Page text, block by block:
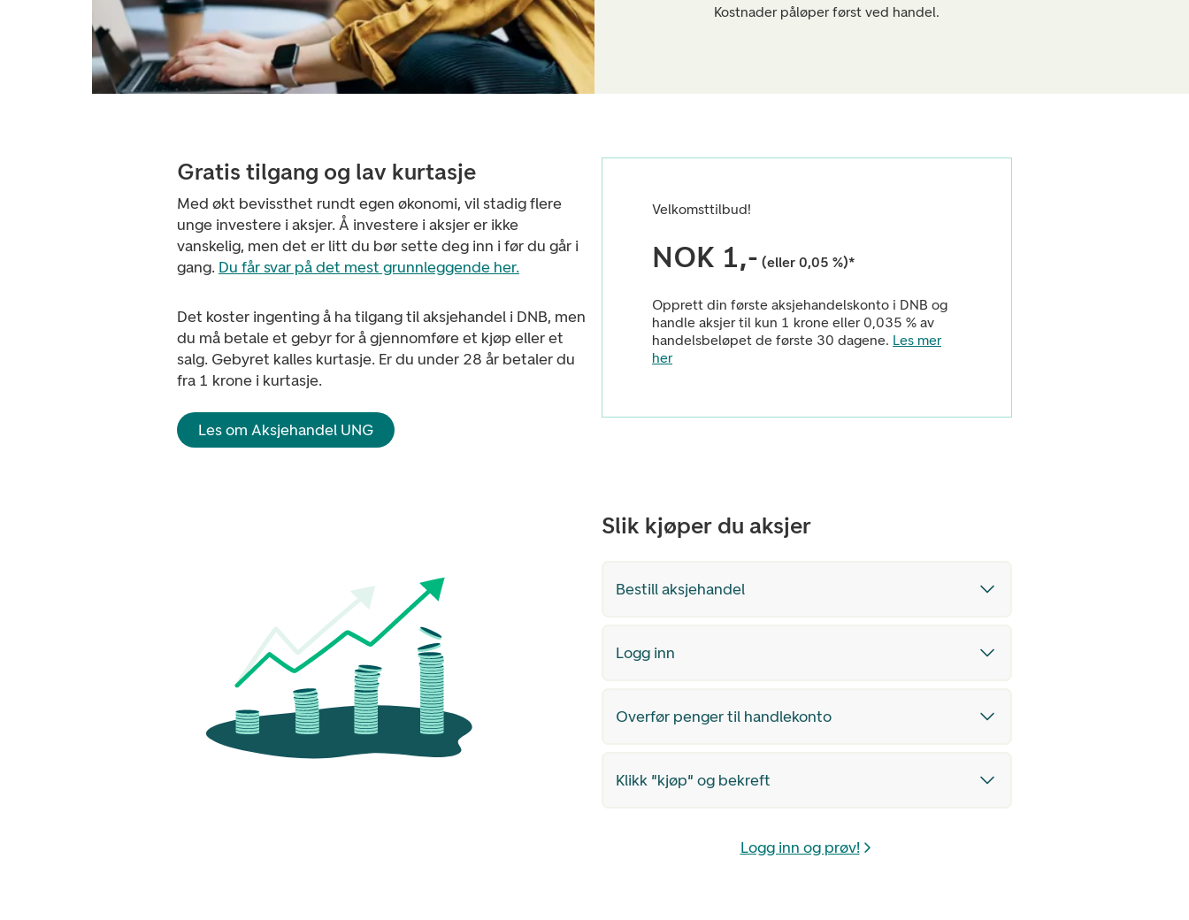
Kostnader påløper først ved handel.
Velkomsttilbud!
NOK 1,- (eller 0,05 %)*
Opprett din første aksjehandelskonto i DNB og
handle aksjer til kun 1 krone eller 0,035 % av
handelsbeløpet de første 30 dagene. Les mer
her
Gratis tilgang og lav kurtasje
Med økt bevissthet rundt egen økonomi, vil stadig flere
unge investere i aksjer. Å investere i aksjer er ikke
vanskelig, men det er litt du bør sette deg inn i før du går i
gang. Du får svar på det mest grunnleggende her.
Det koster ingenting å ha tilgang til aksjehandel i DNB, men
du må betale et gebyr for å gjennomføre et kjøp eller et
salg. Gebyret kalles kurtasje. Er du under 28 år betaler du
fra 1 krone i kurtasje.
Les om Aksjehandel UNG
Slik kjøper du aksjer
Bestill aksjehandel
Logg inn
Overfør penger til handlekonto
Klikk "kjøp" og bekreft
Logg inn og prøv!